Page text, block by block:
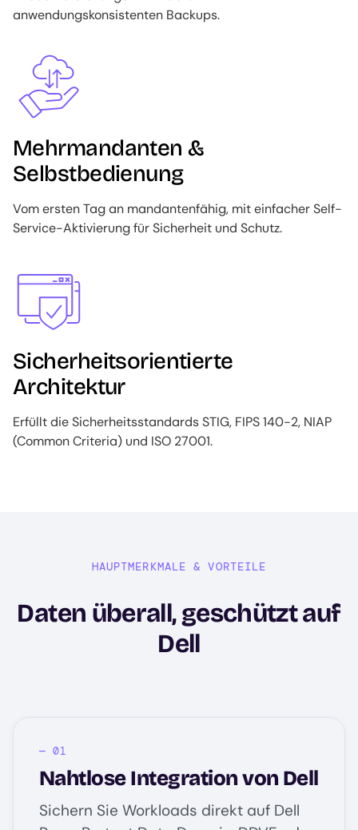
anwendungskonsistenten Backups.
Image
Mehrmandanten &
Selbstbedienung
Vom ersten Tag an mandantenfähig, mit einfacher Self-
Service-Aktivierung für Sicherheit und Schutz.
Image
Sicherheitsorientierte
Architektur
Erfüllt die Sicherheitsstandards STIG, FIPS 140-2, NIAP
(Common Criteria) und ISO 27001.
HAUPTMERKMALE & VORTEILE
Daten überall, geschützt auf
Dell
Nahtlose Integration von Dell
Sichern Sie Workloads direkt auf Dell